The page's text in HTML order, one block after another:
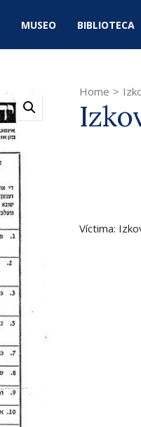
MUSEO BIBLIOTECA
Home >
Víctima: